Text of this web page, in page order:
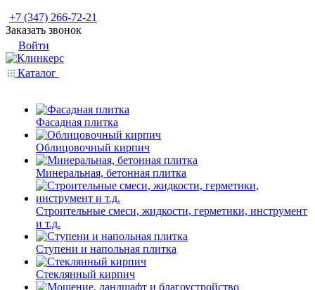
+7 (347) 266-72-21
Заказать звонок
Войти
Каталог
Фасадная плитка
Облицовочный кирпич
Минеральная, бетонная плитка
Строительные смеси, жидкости, герметики, инструмент
и т.д.
Ступени и напольная плитка
Cтеклянный кирпич